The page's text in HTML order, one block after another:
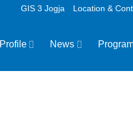
GIS 3 Jogja Location &
Profile News